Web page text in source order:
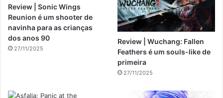
Review | Sonic Wings
Reunion é um shooter de
navinha para as crianças
dos anos 90
27/11/2025
Review | Wuchang: Fallen
Feathers é um souls-like de
primeira
27/11/2025